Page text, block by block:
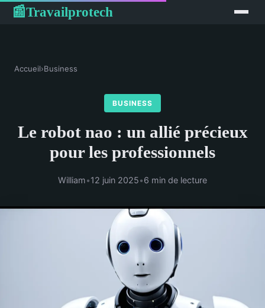
📰Travailprotech
Accueil›Business
BUSINESS
Le robot nao : un allié précieux
pour les professionnels
William•12 juin 2025•6 min de lecture